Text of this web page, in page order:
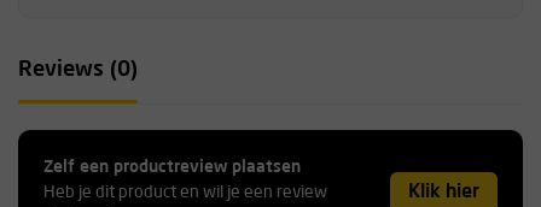
Reviews (0)
Zelf een productreview plaatsen
Heb je dit product en wil je een review
Klik hier